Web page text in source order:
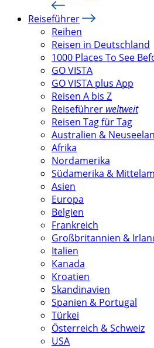
Reiseführer
Reihen
Reisen in Deutschland
1000 Places To See
GO VISTA
GO VISTA plus App
Reisen A bis Z
Reiseführer weltweit
Reisen Tag für Tag
Australien &
Afrika
Nordamerika
Südamerika &
Asien
Europa
Belgien
Frankreich
Großbritannien &
Italien
Kanada
Kroatien
Skandinavien
Spanien & Portugal
Türkei
Österreich & Schweiz
USA